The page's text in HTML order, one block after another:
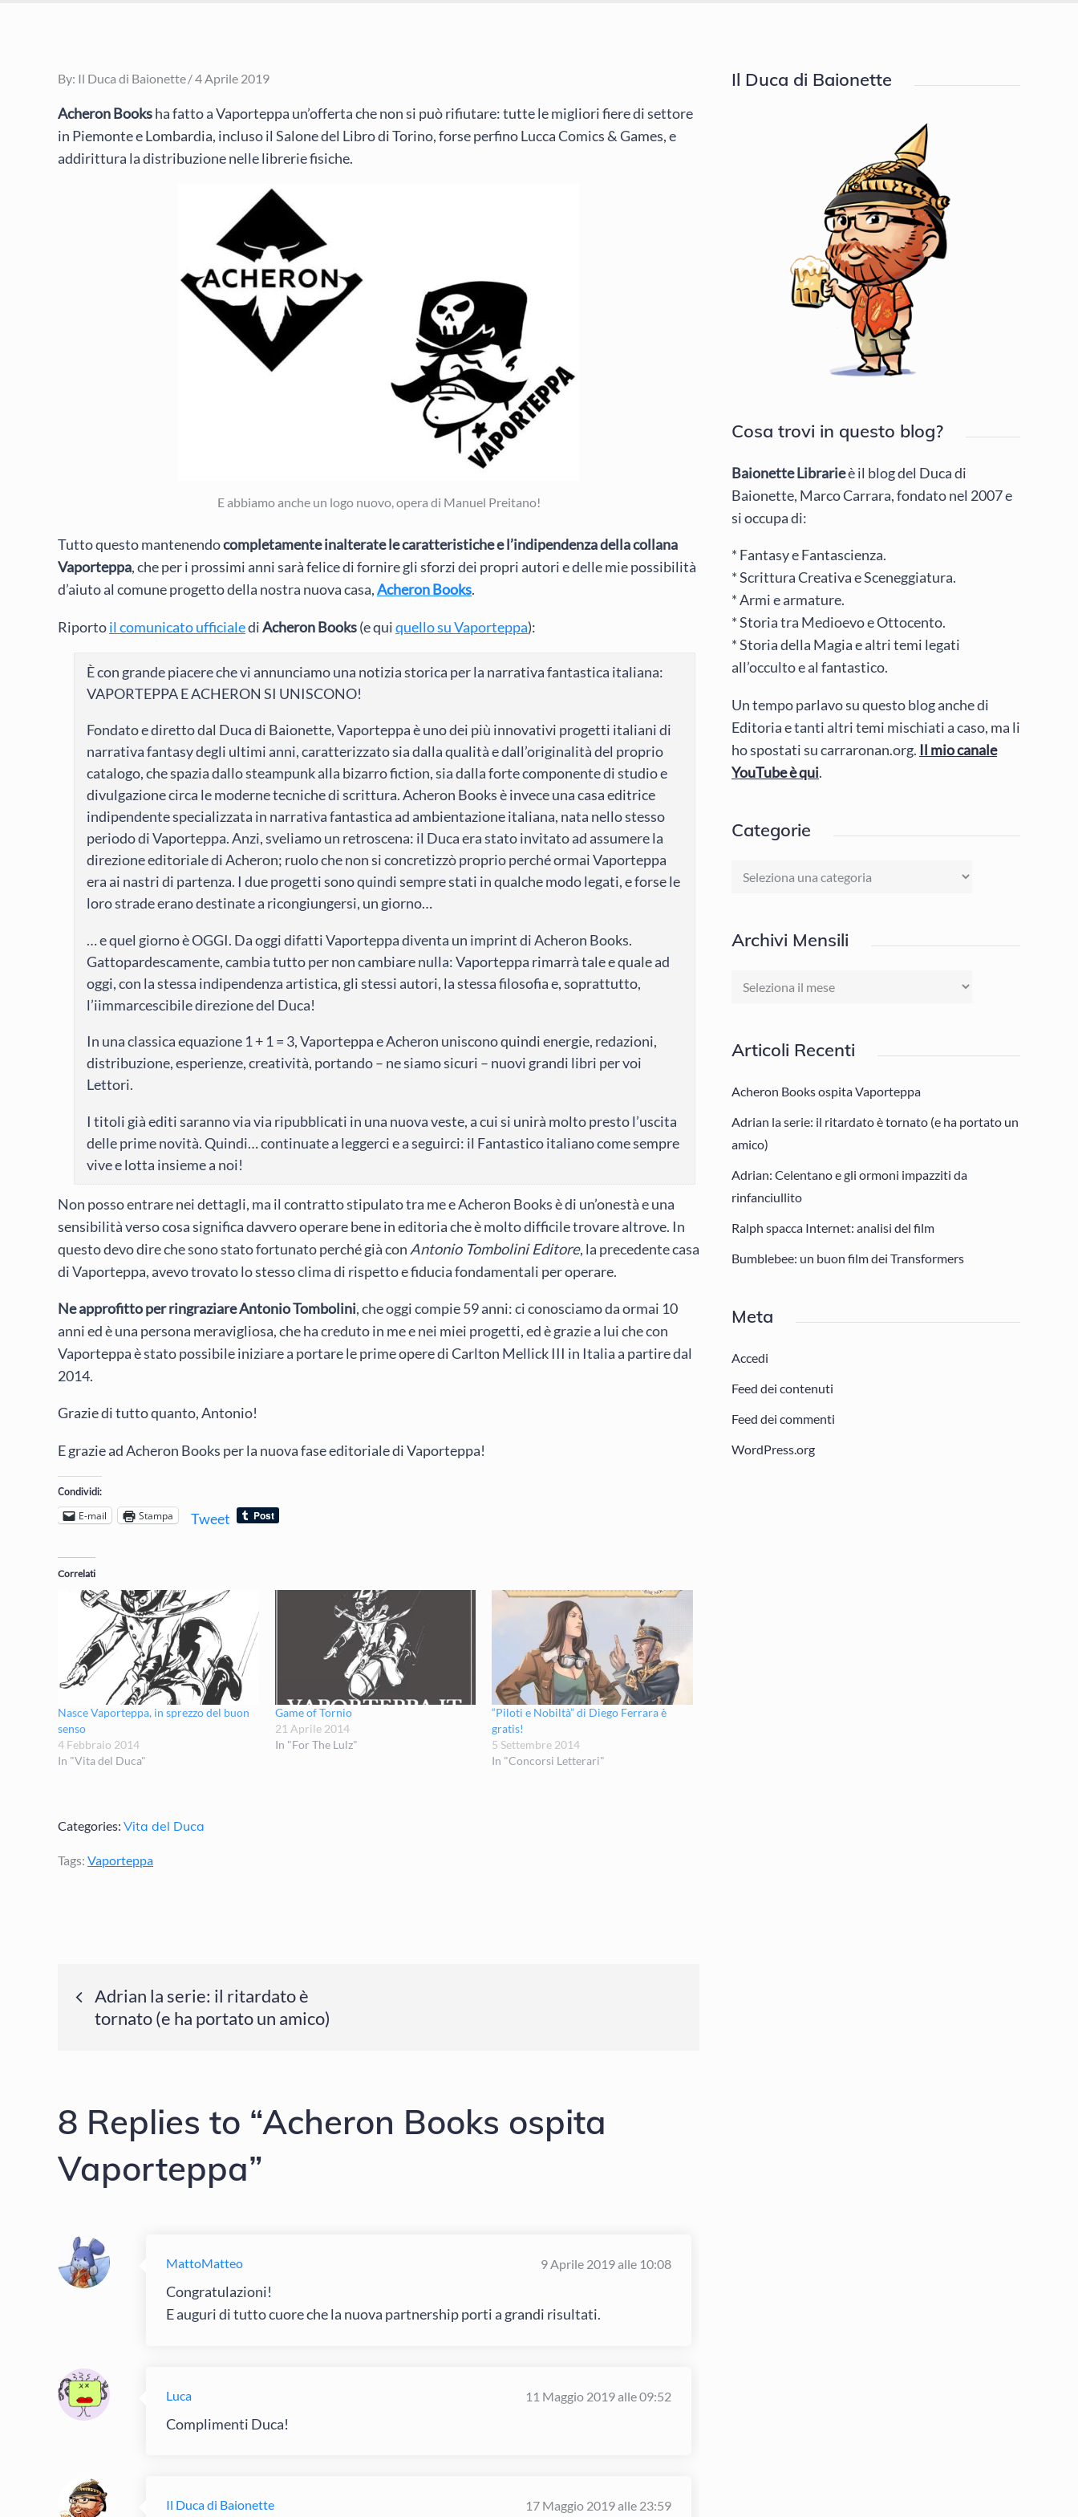
By: Il Duca di Baionette Posted
4 Aprile 2019
Acheron Booksha fatto a Vaporteppa un’offerta che non si può rifiutare: tutte le migliori fiere di settore
in Piemonte e Lombardia, incluso il Salone del Libro di Torino, forse perfino Lucca Comics & Games, e
addirittura la distribuzione nelle librerie fisiche.
E abbiamo anche un logo nuovo, opera di Manuel Preitano!
Tutto questo mantenendocompletamente inalterate le caratteristiche e l’indipendenza della collana
Vaporteppa, che per i prossimi anni sarà felice di fornire gli sforzi dei propri autori e delle mie possibilità
d’aiuto al comune progetto della nostra nuova casa,Acheron Books.
Riportoil comunicato ufficialediAcheron Books(e quiquello su Vaporteppa):
È con grande piacere che vi annunciamo una notizia storica per la narrativa fantastica italiana:
VAPORTEPPA E ACHERON SI UNISCONO!
Fondato e diretto dal Duca di Baionette, Vaporteppa è uno dei più innovativi progetti italiani di
narrativa fantasy degli ultimi anni, caratterizzato sia dalla qualità e dall’originalità del proprio
catalogo, che spazia dallo steampunk alla bizarro fiction, sia dalla forte componente di studio e
divulgazione circa le moderne tecniche di scrittura. Acheron Books è invece una casa editrice
indipendente specializzata in narrativa fantastica ad ambientazione italiana, nata nello stesso
periodo di Vaporteppa. Anzi, sveliamo un retroscena: il Duca era stato invitato ad assumere la
direzione editoriale di Acheron; ruolo che non si concretizzò proprio perché ormai Vaporteppa
era ai nastri di partenza. I due progetti sono quindi sempre stati in qualche modo legati, e forse le
loro strade erano destinate a ricongiungersi, un giorno…
… e quel giorno è OGGI. Da oggi difatti Vaporteppa diventa un imprint di Acheron Books.
Gattopardescamente, cambia tutto per non cambiare nulla: Vaporteppa rimarrà tale e quale ad
oggi, con la stessa indipendenza artistica, gli stessi autori, la stessa filosofia e, soprattutto,
l’iimmarcescibile direzione del Duca!
In una classica equazione 1 + 1 = 3, Vaporteppa e Acheron uniscono quindi energie, redazioni,
distribuzione, esperienze, creatività, portando – ne siamo sicuri – nuovi grandi libri per voi
Lettori.
I titoli già editi saranno via via ripubblicati in una nuova veste, a cui si unirà molto presto l’uscita
delle prime novità. Quindi… continuate a leggerci e a seguirci: il Fantastico italiano come sempre
vive e lotta insieme a noi!
Non posso entrare nei dettagli, ma il contratto stipulato tra me e Acheron Books è di un’onestà e una
sensibilità verso cosa significa davvero operare bene in editoria che è molto difficile trovare altrove. In
questo devo dire che sono stato fortunato perché già con Antonio Tombolini Editore, la precedente casa
di Vaporteppa, avevo trovato lo stesso clima di rispetto e fiducia fondamentali per operare.
Ne approfitto per ringraziare Antonio Tombolini, che oggi compie 59 anni: ci conosciamo da ormai 10
anni ed è una persona meravigliosa, che ha creduto in me e nei miei progetti, ed è grazie a lui che con
Vaporteppa è stato possibile iniziare a portare le prime opere di Carlton Mellick III in Italia a partire dal
2014.
Grazie di tutto quanto, Antonio!
E grazie ad Acheron Books per la nuova fase editoriale di Vaporteppa!
Condividi:
E-mail Stampa Tweet
Correlati
Nasce Vaporteppa, in sprezzo del buon
senso
4 Febbraio 2014
In "Vita del Duca"
Game of Tornio
21 Aprile 2014
In "For The Lulz"
“Piloti e Nobiltà” di Diego Ferrara è
gratis!
5 Settembre 2014
In "Concorsi Letterari"
Categories: Vita del Duca
Tags: Vaporteppa
Navigazione
articoli
Adrian la serie: il ritardato è
tornato (e ha portato un amico)
8 Replies to “Acheron Books ospita
Vaporteppa”
MattoMatteo 9 Aprile 2019 alle 10:08
Congratulazioni!
E auguri di tutto cuore che la nuova partnership porti a grandi risultati.
Luca 11 Maggio 2019 alle 09:52
Complimenti Duca!
Il Duca di Baionette 17 Maggio 2019 alle 23:59
Il Duca di Baionette
Cosa trovi in questo blog?
Baionette Librarieè il blog del Duca di
Baionette, Marco Carrara, fondato nel 2007 e
si occupa di:
* Fantasy e Fantascienza.
* Scrittura Creativa e Sceneggiatura.
* Armi e armature.
* Storia tra Medioevo e Ottocento.
* Storia della Magia e altri temi legati
all’occulto e al fantastico.
Un tempo parlavo su questo blog anche di
Editoria e tanti altri temi mischiati a caso, ma li
ho spostati su carraronan.org. Il mio canale
YouTube è qui.
Categorie
Categorie
Archivi Mensili
Archivi
Articoli Recenti
Acheron Books ospita Vaporteppa
Adrian la serie: il ritardato è tornato (e ha portato un
amico)
Adrian: Celentano e gli ormoni impazziti da
rinfanciullito
Ralph spacca Internet: analisi del film
Bumblebee: un buon film dei Transformers
Meta
Accedi
Feed dei contenuti
Feed dei commenti
WordPress.org